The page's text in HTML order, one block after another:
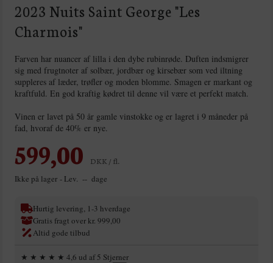
2023 Nuits Saint George "Les
Charmois"
Farven har nuancer af lilla i den dybe rubinrøde. Duften indsmigrer
sig med frugtnoter af solbær, jordbær og kirsebær som ved iltning
suppleres af læder, trøfler og moden blomme. Smagen er markant og
kraftfuld. En god kraftig kødret til denne vil være et perfekt match.
Vinen er lavet på 50 år gamle vinstokke og er lagret i 9 måneder på
fad, hvoraf de 40% er nye.
599,00 DKK / fl.
Ikke på lager- Lev. -- dage
Hurtig levering, 1-3 hverdage
Gratis fragt over kr. 999,00
Altid gode tilbud
★ ★ ★ ★ ★ 4,6 ud af 5 Stjerner